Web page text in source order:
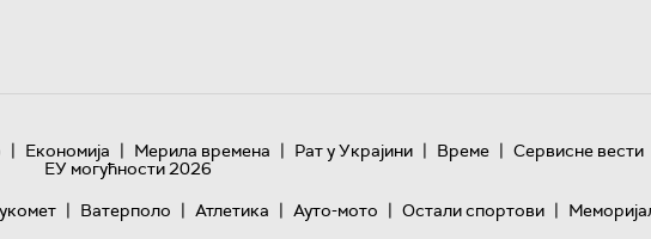
| Економија | Мерила времена | Рат у Украјини | Време | Сервисне вести
ЕУ могућности 2026
| Ватерполо | Атлетика | Ауто-мото | Остали спортови |